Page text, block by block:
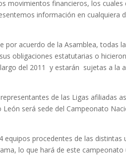
movimientos financieros, los cuales
información en cualquiera
por acuerdo de la Asamblea, todas
obligaciones estatutarias o
del 2011 y estarán sujetas a la
de las Ligas afiliadas
será sede del Campeonato
procedentes de las distintas
lo que hará de este